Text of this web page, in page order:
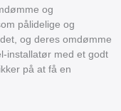
og
pålidelige og
og deres omdømme
installatør med et godt
på at få en